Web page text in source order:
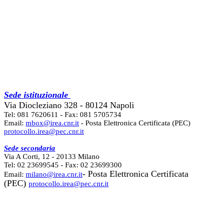
Sede istituzionale
Via Diocleziano 328 - 80124 Napoli
Tel: 081 7620611 - Fax: 081 5705734
Email: mbox@irea.cnr.it - Posta Elettronica Certificata (PEC)
protocollo.irea@pec.cnr.it
Sede secondaria
Via A Corti, 12 - 20133 Milano
Tel: 02 23699545 - Fax: 02 23699300
Email: milano@irea.cnr.it- Posta Elettronica Certificata
(PEC) protocollo.irea@pec.cnr.it